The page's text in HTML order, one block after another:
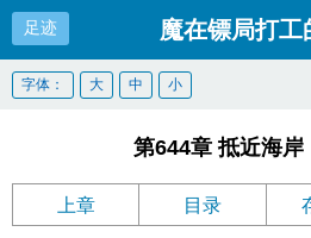
足迹 魔在镖局打工
字体： 大 中 小
第644章 抵近海岸
上章 目录